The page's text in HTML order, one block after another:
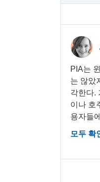
PIA는
는 않았
각한다.
이나 호
용자들
모두 확